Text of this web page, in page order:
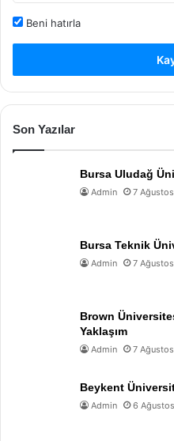
Beni hatırla
Son Yazılar
Bursa Uludağ
Admin 7
Bursa Teknik
Admin 7
Brown
Yaklaşım
Admin 7
Beykent
Admin 6